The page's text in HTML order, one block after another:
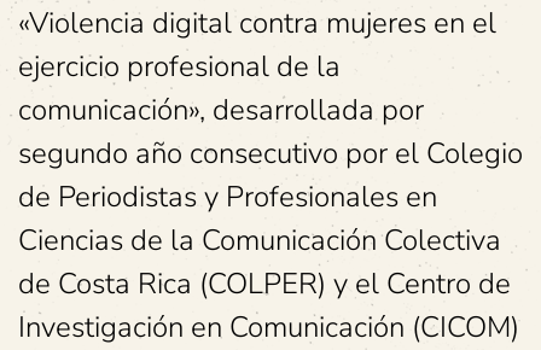
«Violencia digital contra mujeres en el
ejercicio profesional de la
comunicación», desarrollada por
segundo año consecutivo por el Colegio
de Periodistas y Profesionales en
Ciencias de la Comunicación Colectiva
de Costa Rica (COLPER) y el Centro de
Investigación en Comunicación (CICOM)